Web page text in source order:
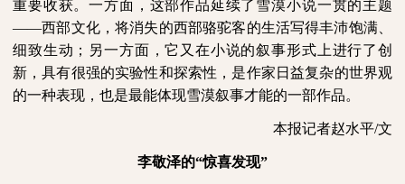
重要收获。一方面，这部作品延续了雪漠小说一贯的主题
——西部文化，将消失的西部骆驼客的生活写得丰沛饱满、
细致生动；另一方面，它又在小说的叙事形式上进行了创
新，具有很强的实验性和探索性，是作家日益复杂的世界观
的一种表现，也是最能体现雪漠叙事才能的一部作品。
本报记者赵水平/文
李敬泽的“惊喜发现”